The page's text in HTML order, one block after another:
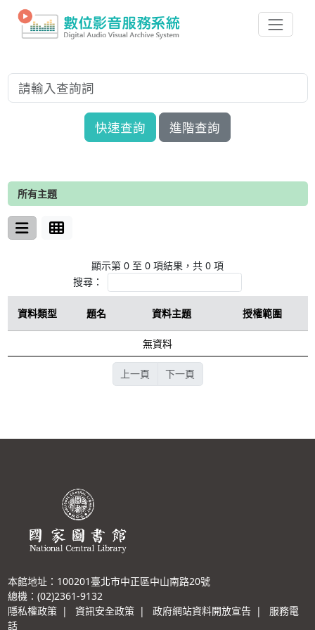
快速查詢 進階查詢
所有主題
顯示第 0 至 0 項結果，共 0 項
搜尋：
資料類型 題名 資料主題 授權範圍
無資料
上一頁 下一頁
本館地址：100201臺北市中正區中山南路20號
總機：(02)2361-9132
隱私權政策 | 資訊安全政策 | 政府網站資料開放宣告 |
服務電
話